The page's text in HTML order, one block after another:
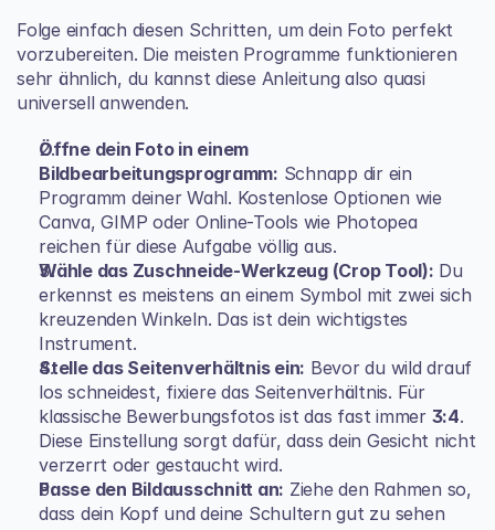
Folge einfach diesen Schritten, um dein Foto perfekt
vorzubereiten. Die meisten Programme funktionieren
sehr ähnlich, du kannst diese Anleitung also quasi
universell anwenden.
Öffne dein Foto in einem
Bildbearbeitungsprogramm: Schnapp dir ein
Programm deiner Wahl. Kostenlose Optionen wie
Canva, GIMP oder Online-Tools wie Photopea
reichen für diese Aufgabe völlig aus.
Wähle das Zuschneide-Werkzeug (Crop Tool): Du
erkennst es meistens an einem Symbol mit zwei sich
kreuzenden Winkeln. Das ist dein wichtigstes
Instrument.
Stelle das Seitenverhältnis ein: Bevor du wild drauf
los schneidest, fixiere das Seitenverhältnis. Für
klassische Bewerbungsfotos ist das fast immer 3:4.
Diese Einstellung sorgt dafür, dass dein Gesicht nicht
verzerrt oder gestaucht wird.
Passe den Bildausschnitt an: Ziehe den Rahmen so,
dass dein Kopf und deine Schultern gut zu sehen